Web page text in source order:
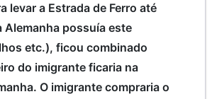
levar a Estrada de Ferro até
Alemanha possuía este
etc.), ficou combinado
do imigrante ficaria na
O imigrante compraria o